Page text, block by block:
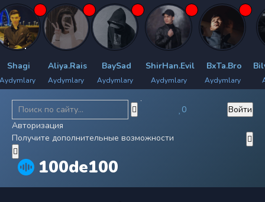
Aliya.Rais
Aydymlary
BaySad
Aydymlary
ShirHan.Evil
Aydymlary
BxTa.Bro
Aydymlary
100de100
0
Войти
Авторизация
Получите дополнительные возможности